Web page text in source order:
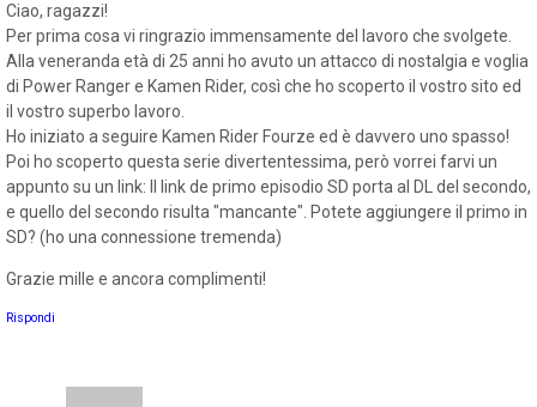
Ciao, ragazzi!
Per prima cosa vi ringrazio immensamente del lavoro che svolgete.
Alla veneranda età di 25 anni ho avuto un attacco di nostalgia e voglia
di Power Ranger e Kamen Rider, così che ho scoperto il vostro sito ed
il vostro superbo lavoro.
Ho iniziato a seguire Kamen Rider Fourze ed è davvero uno spasso!
Poi ho scoperto questa serie divertentessima, però vorrei farvi un
appunto su un link: Il link de primo episodio SD porta al DL del secondo,
e quello del secondo risulta "mancante". Potete aggiungere il primo in
SD? (ho una connessione tremenda)
Grazie mille e ancora complimenti!
Rispondi